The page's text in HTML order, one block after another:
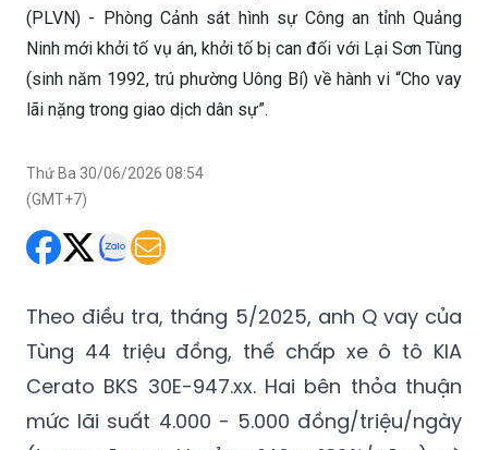
(sinh năm 1992, trú phường Uông Bí) về hành vi “Cho vay
lãi nặng trong giao dịch dân sự”.
Thứ Ba 30/06/2026 08:54
Theo điều tra, tháng 5/2025, anh Q vay của
Cerato BKS 30E-947.xx. Hai bên thỏa thuận
mức lãi suất 4.000 - 5.000 đồng/triệu/ngày
(tương đương khoảng 146 - 182%/năm) và
cộng dồn tiền lãi vào gốc để tiếp tục tính lãi.